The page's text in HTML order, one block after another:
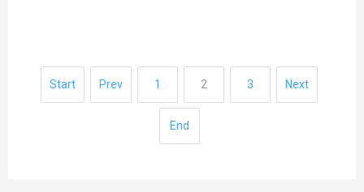
Start Prev 1 2 3 Next
End